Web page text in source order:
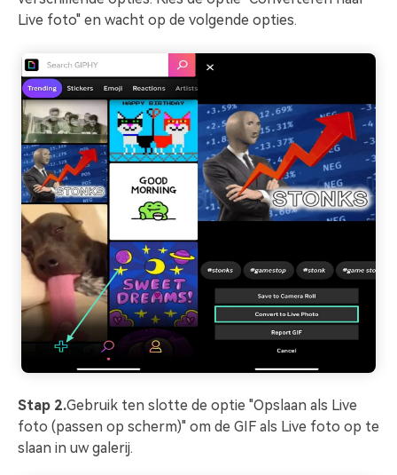
Live foto" en wacht op de volgende opties.
Stap 2.Gebruik ten slotte de optie "Opslaan als Live
foto (passen op scherm)" om de GIF als Live foto op te
slaan in uw galerij.